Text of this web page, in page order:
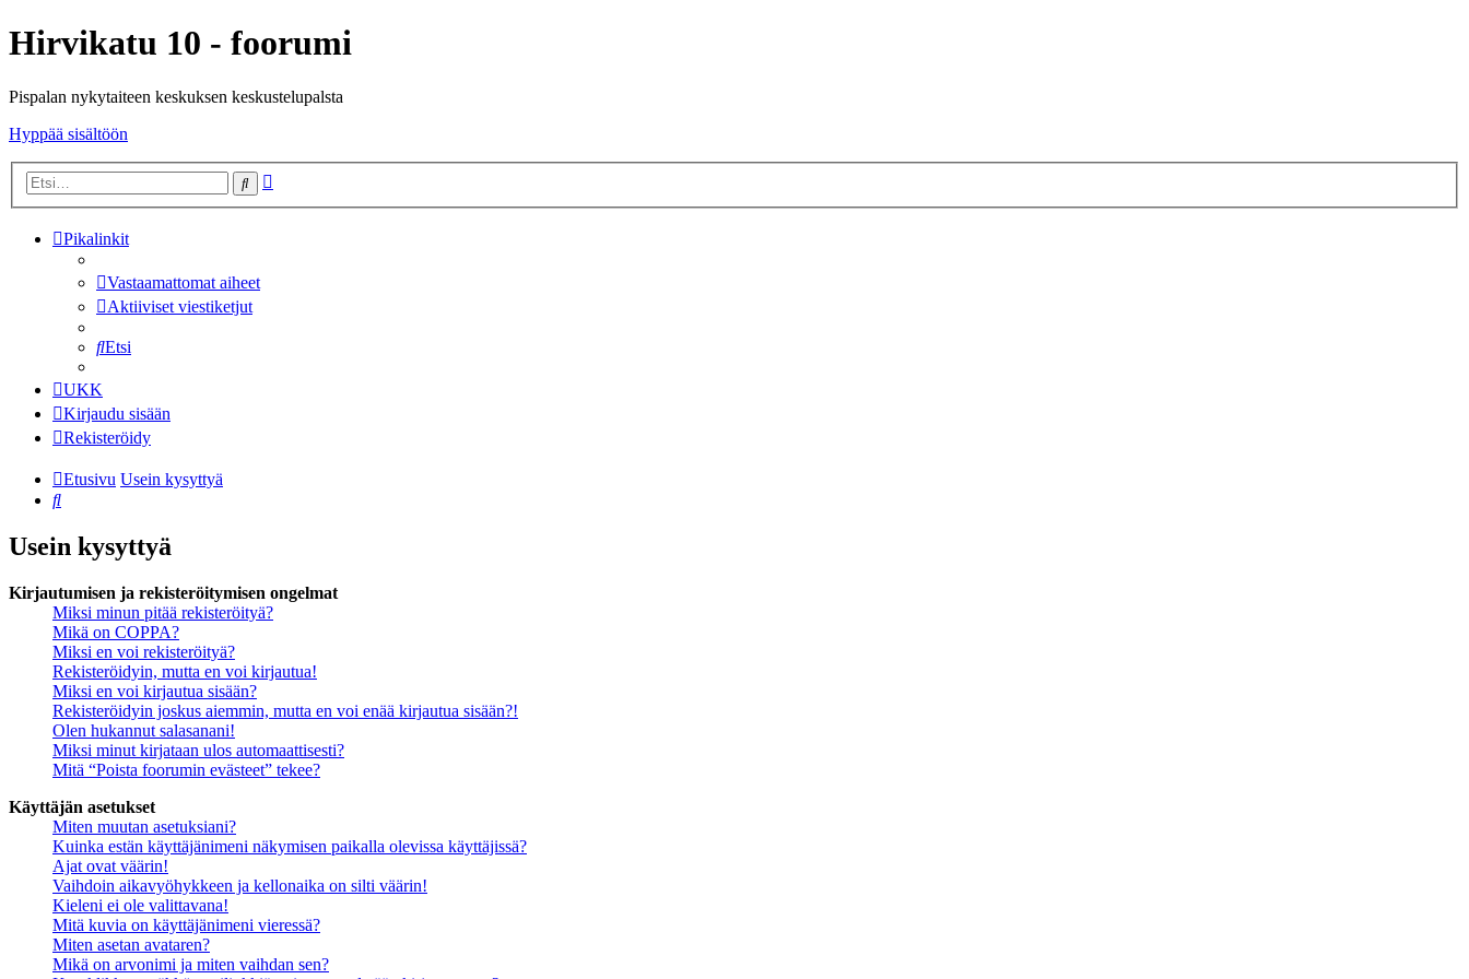
Hirvikatu 10 - foorumi
Pispalan nykytaiteen keskuksen keskustelupalsta
Hyppää sisältöön
Etsi
Pikalinkit
Vastaamattomat aiheet
Aktiiviset viestiketjut
Etsi
UKK
Kirjaudu sisään
Rekisteröidy
Etusivu Usein kysyttyä
Etsi
Usein kysyttyä
Kirjautumisen ja rekisteröitymisen ongelmat
Miksi minun pitää rekisteröityä?
Mikä on COPPA?
Miksi en voi rekisteröityä?
Rekisteröidyin, mutta en voi kirjautua!
Miksi en voi kirjautua sisään?
Rekisteröidyin joskus aiemmin, mutta en voi enää kirjautua sisään?!
Olen hukannut salasanani!
Miksi minut kirjataan ulos automaattisesti?
Mitä “Poista foorumin evästeet” tekee?
Käyttäjän asetukset
Miten muutan asetuksiani?
Kuinka estän käyttäjänimeni näkymisen paikalla olevissa käyttäjissä?
Ajat ovat väärin!
Vaihdoin aikavyöhykkeen ja kellonaika on silti väärin!
Kieleni ei ole valittavana!
Mitä kuvia on käyttäjänimeni vieressä?
Miten asetan avataren?
Mikä on arvonimi ja miten vaihdan sen?